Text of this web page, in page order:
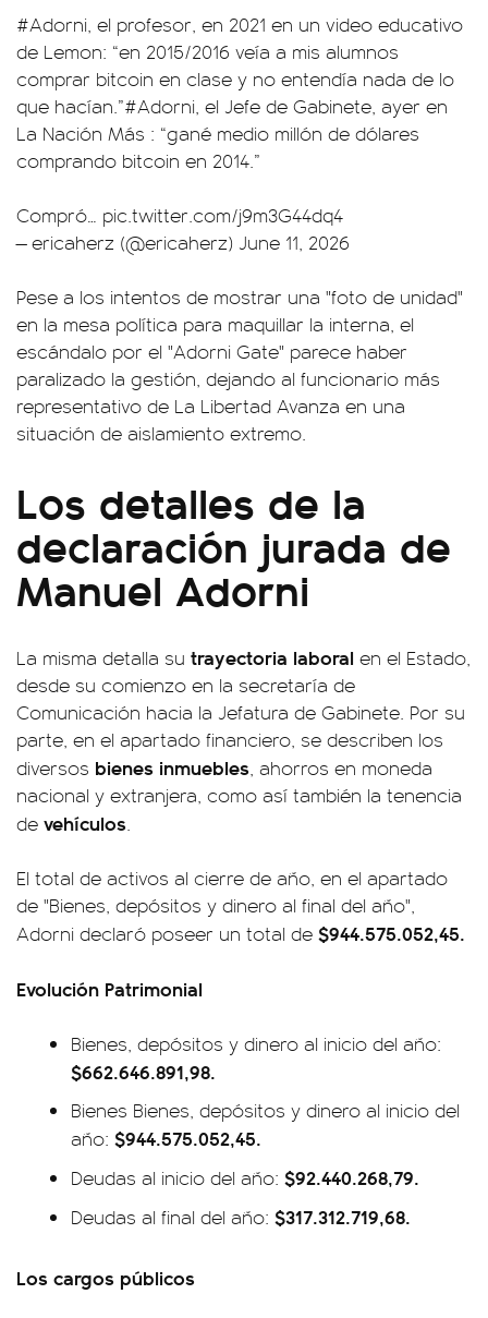
#Adorni, el profesor, en 2021 en un video educativo
de Lemon: “en 2015/2016 veía a mis alumnos
comprar bitcoin en clase y no entendía nada de lo
que hacían.”#Adorni, el Jefe de Gabinete, ayer en
La Nación Más : “gané medio millón de dólares
comprando bitcoin en 2014.”
Compró… pic.twitter.com/j9m3G44dq4
— ericaherz (@ericaherz) June 11, 2026
Pese a los intentos de mostrar una "foto de unidad"
en la mesa política para maquillar la interna, el
escándalo por el "Adorni Gate" parece haber
paralizado la gestión, dejando al funcionario más
representativo de La Libertad Avanza en una
situación de aislamiento extremo.
Los detalles de la
declaración jurada de
Manuel Adorni
La misma detalla su trayectoria laboral en el Estado,
desde su comienzo en la secretaría de
Comunicación hacia la Jefatura de Gabinete. Por su
parte, en el apartado financiero, se describen los
diversos bienes inmuebles, ahorros en moneda
nacional y extranjera, como así también la tenencia
de vehículos.
El total de activos al cierre de año, en el apartado
de "Bienes, depósitos y dinero al final del año",
Adorni declaró poseer un total de $944.575.052,45.
Evolución Patrimonial
Bienes, depósitos y dinero al inicio del año:
$662.646.891,98.
Bienes Bienes, depósitos y dinero al inicio del
año: $944.575.052,45.
Deudas al inicio del año: $92.440.268,79.
Deudas al final del año: $317.312.719,68.
Los cargos públicos